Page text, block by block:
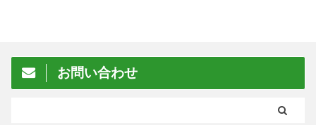
お問い合わせ